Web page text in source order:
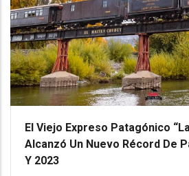
El Viejo Expreso Patagónico
Alcanzó Un Nuevo Récord De
Y 2023